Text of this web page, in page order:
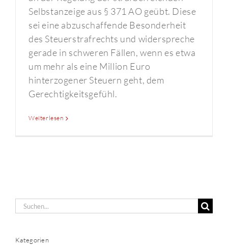
Selbstanzeige aus § 371 AO geübt. Diese
sei eine abzuschaffende Besonderheit
des Steuerstrafrechts und widerspreche
gerade in schweren Fällen, wenn es etwa
um mehr als eine Million Euro
hinterzogener Steuern geht, dem
Gerechtigkeitsgefühl.
Weiterlesen
Suche
Kategorien